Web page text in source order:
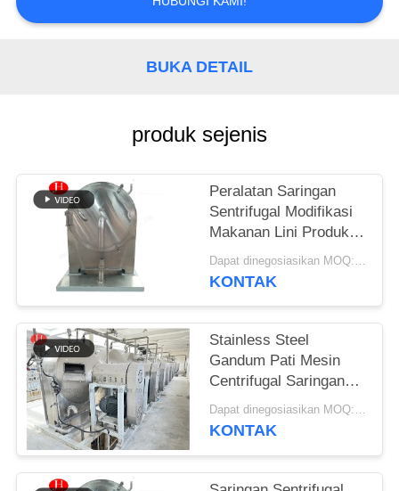
BERITA
PERMINTAAN
KEBIJAKAN
PRIVASI
BUKA DETAIL
produk sejenis
Peralatan Saringan
Sentrifugal Modifikasi
Makanan Lini Produksi
Tepung Terigu
Dapat dinegosiasikan MOQ:1 SET
KONTAK
Stainless Steel
Gandum Pati Mesin
Centrifugal Saringan
Mesin Pemisah Bubur Dapat dinegosiasikan MOQ:1 Set
KONTAK